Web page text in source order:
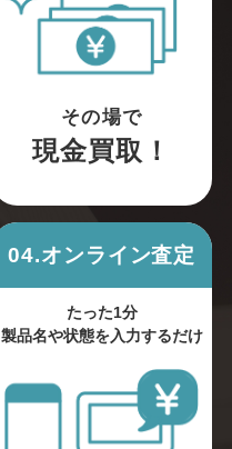
その場で
現金買取！
04.オンライン査定
たった1分
製品名や状態を入力するだけ